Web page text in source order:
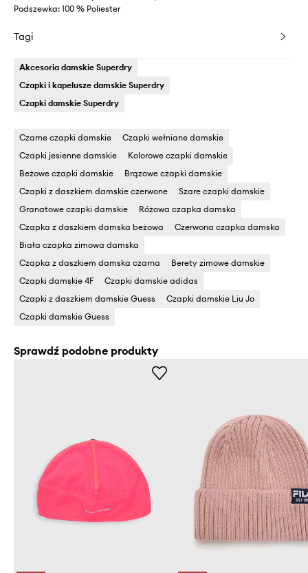
Podszewka: 100 % Poliester
Tagi
Akcesoria damskie Superdry
Czapki i kapelusze damskie Superdry
Czapki damskie Superdry
Czarne czapki damskie
Czapki wełniane damskie
Czapki jesienne damskie
Kolorowe czapki damskie
Beżowe czapki damskie
Brązowe czapki damskie
Czapki z daszkiem damskie czerwone
Szare czapki damskie
Granatowe czapki damskie
Różowa czapka damska
Czapka z daszkiem damska beżowa
Czerwona czapka damska
Biała czapka zimowa damska
Czapka z daszkiem damska czarna
Berety zimowe damskie
Czapki damskie 4F
Czapki damskie adidas
Czapki z daszkiem damskie Guess
Czapki damskie Liu Jo
Czapki damskie Guess
Sprawdź podobne produkty